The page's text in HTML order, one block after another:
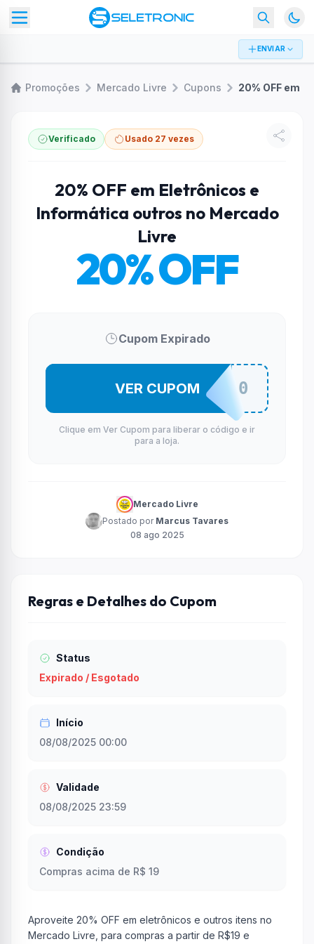
ENVIAR
Promoções Mercado Livre Cupons
Verificado Usado 27 vezes
20% OFF em Eletrônicos e
Informática outros no Mercado
Livre
20% OFF
Cupom Expirado
QUEROCUPOM20
VER CUPOM
Clique em Ver Cupom para liberar o código e ir
para a loja.
Mercado Livre
Postado por Marcus Tavares
08 ago 2025
Regras e Detalhes do Cupom
Status
Expirado / Esgotado
Início
08/08/2025 00:00
Validade
08/08/2025 23:59
Condição
Compras acima de R$ 19
Aproveite 20% OFF em eletrônicos e outros itens no
Mercado Livre, para compras a partir de R$19 e